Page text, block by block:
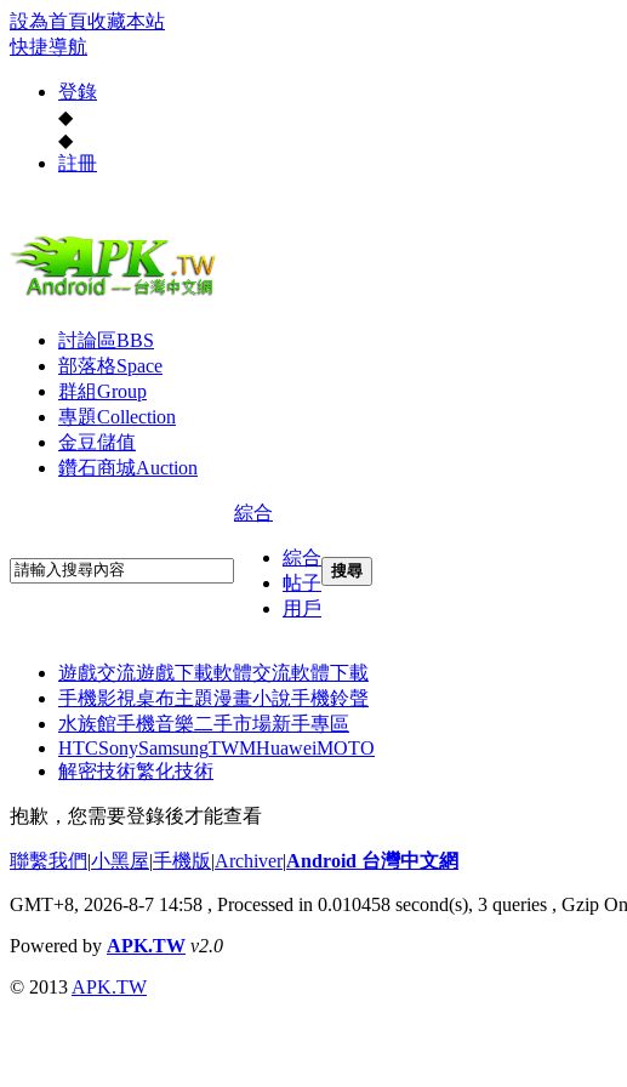
設為首頁收藏本站
快捷導航
登錄
◆
◆
註冊
討論區BBS
部落格Space
群組Group
專題Collection
金豆儲值
鑽石商城Auction
綜合
綜合
帖子
用戶
搜尋
遊戲交流遊戲下載軟體交流軟體下載
手機影視桌布主題漫畫小說手機鈴聲
水族館手機音樂二手市場新手專區
HTCSonySamsungTWMHuaweiMOTO
解密技術繁化技術
抱歉，您需要登錄後才能查看
聯繫我們|小黑屋|手機版|Archiver|Android 台灣中文網
GMT+8, 2026-8-7 14:58 , Processed in 0.010458 second(s), 3 queries , Gzip
Powered by APK.TW v2.0
© 2013 APK.TW